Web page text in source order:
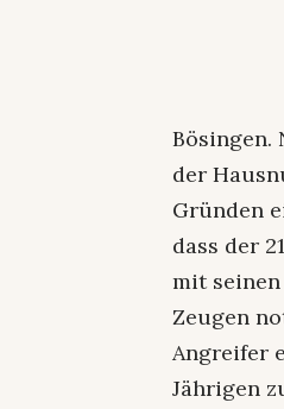
Bösingen.
der
Gründen
dass der
mit
Zeugen
Angreifer
Jährigen